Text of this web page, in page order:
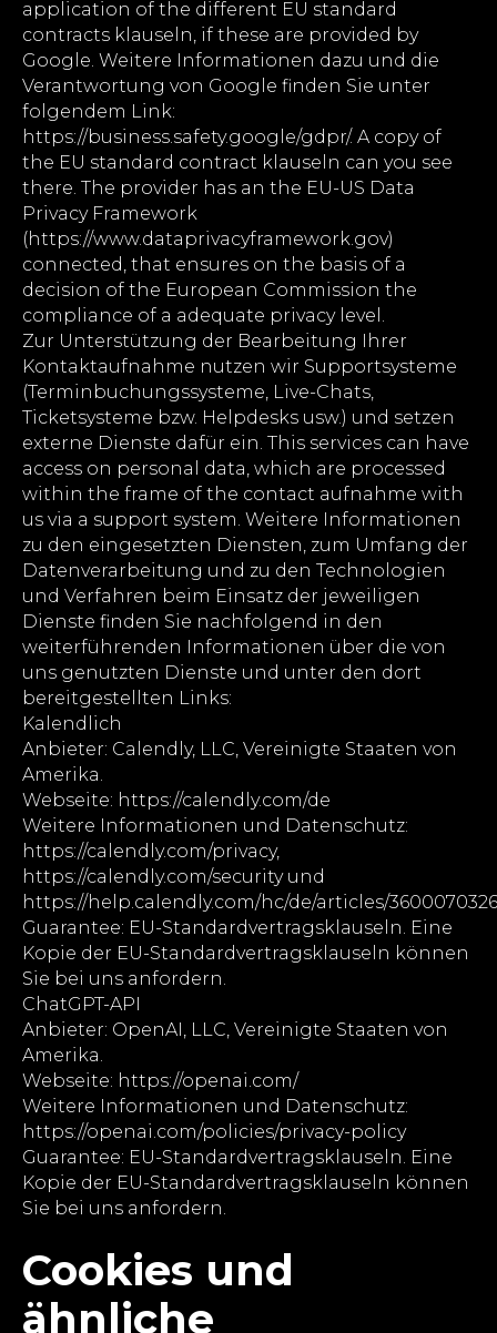
application of the different EU standard
contracts klauseln, if these are provided by
Google. Weitere Informationen dazu und die
Verantwortung von Google finden Sie unter
folgendem Link:
https://business.safety.google/gdpr/. A copy of
the EU standard contract klauseln can you see
there. The provider has an the EU-US Data
Privacy Framework
(https://www.dataprivacyframework.gov)
connected, that ensures on the basis of a
decision of the European Commission the
compliance of a adequate privacy level.
Zur Unterstützung der Bearbeitung Ihrer
Kontaktaufnahme nutzen wir Supportsysteme
(Terminbuchungssysteme, Live-Chats,
Ticketsysteme bzw. Helpdesks usw.) und setzen
externe Dienste dafür ein. This services can have
access on personal data, which are processed
within the frame of the contact aufnahme with
us via a support system. Weitere Informationen
zu den eingesetzten Diensten, zum Umfang der
Datenverarbeitung und zu den Technologien
und Verfahren beim Einsatz der jeweiligen
Dienste finden Sie nachfolgend in den
weiterführenden Informationen über die von
uns genutzten Dienste und unter den dort
bereitgestellten Links:
Kalendlich
Anbieter: Calendly, LLC, Vereinigte Staaten von
Amerika.
Webseite: https://calendly.com/de
Weitere Informationen und Datenschutz:
https://calendly.com/privacy,
https://calendly.com/security und
https://help.calendly.com/hc/de/articles/
Guarantee: EU-Standardvertragsklauseln. Eine
Kopie der EU-Standardvertragsklauseln können
Sie bei uns anfordern.
ChatGPT-API
Anbieter: OpenAI, LLC, Vereinigte Staaten von
Amerika.
Webseite: https://openai.com/
Weitere Informationen und Datenschutz:
https://openai.com/policies/privacy-policy
Guarantee: EU-Standardvertragsklauseln. Eine
Kopie der EU-Standardvertragsklauseln können
Sie bei uns anfordern.
Cookies und
ähnliche